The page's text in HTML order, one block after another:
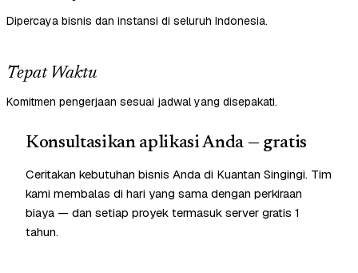
Dipercaya bisnis dan instansi di seluruh Indonesia.
Tepat Waktu
Komitmen pengerjaan sesuai jadwal yang disepakati.
Konsultasikan aplikasi Anda — gratis
Ceritakan kebutuhan bisnis Anda di Kuantan Singingi. Tim
kami membalas di hari yang sama dengan perkiraan
biaya — dan setiap proyek termasuk server gratis 1
tahun.